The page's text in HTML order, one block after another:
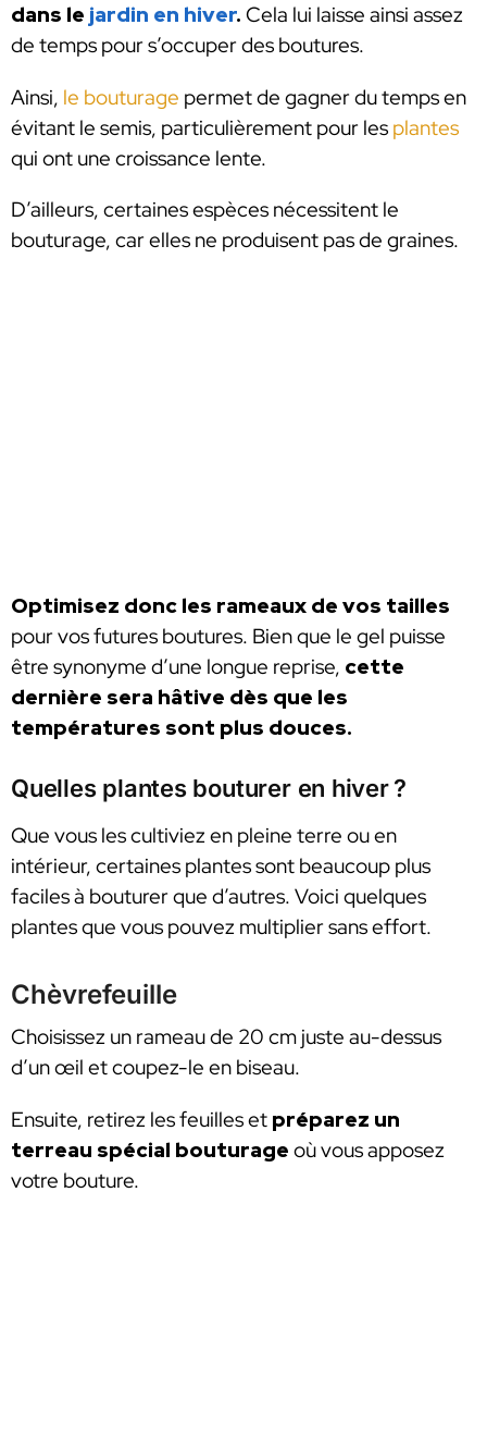
dans le jardin en hiver. Cela lui laisse ainsi assez
de temps pour s’occuper des boutures.
Ainsi, le bouturage permet de gagner du temps en
évitant le semis, particulièrement pour les plantes
qui ont une croissance lente.
D’ailleurs, certaines espèces nécessitent le
bouturage, car elles ne produisent pas de graines.
Optimisez donc les rameaux de vos tailles
pour vos futures boutures. Bien que le gel puisse
être synonyme d’une longue reprise, cette
dernière sera hâtive dès que les
températures sont plus douces.
Quelles plantes bouturer en hiver ?
Que vous les cultiviez en pleine terre ou en
intérieur, certaines plantes sont beaucoup plus
faciles à bouturer que d’autres. Voici quelques
plantes que vous pouvez multiplier sans effort.
Chèvrefeuille
Choisissez un rameau de 20 cm juste au-dessus
d’un œil et coupez-le en biseau.
Ensuite, retirez les feuilles et préparez un
terreau spécial bouturage où vous apposez
votre bouture.